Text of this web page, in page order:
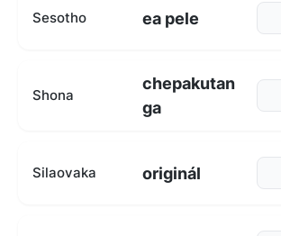
Sesotho ea pele
Shona
chepakutan
ga
Silaovaka originál